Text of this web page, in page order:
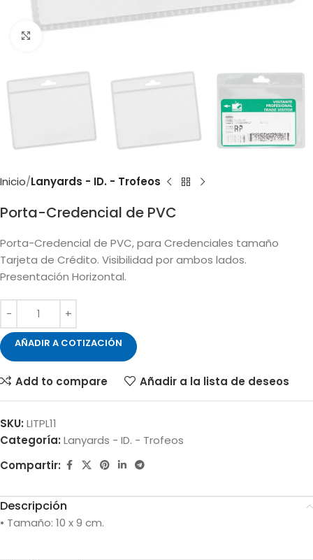
Clic para ampliar
Inicio Lanyards - ID. - Trofeos
Porta-Credencial de PVC
Porta-Credencial de PVC, para Credenciales tamaño
Tarjeta de Crédito. Visibilidad por ambos lados.
Presentación Horizontal.
AÑADIR A COTIZACIÓN
Add to compare Añadir a la lista de deseos
SKU: LITPL11
Categoría: Lanyards - ID. - Trofeos
Compartir:
Descripción
• Tamaño: 10 x 9 cm.